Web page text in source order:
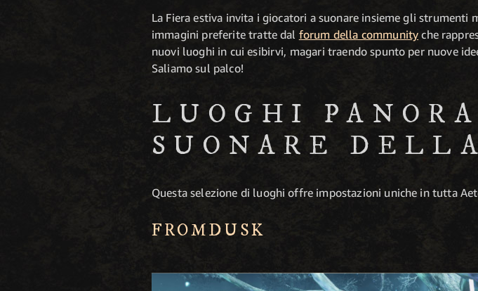
La Fiera estiva invita i giocatori a suonare insieme gli
immagini preferite tratte dal forum della community che
nuovi luoghi in cui esibirvi, magari traendo spunto per nuove
Saliamo sul palco!
LUOGHI
SUONARE
Questa selezione di luoghi offre impostazioni uniche in tutta
FROMDUSK